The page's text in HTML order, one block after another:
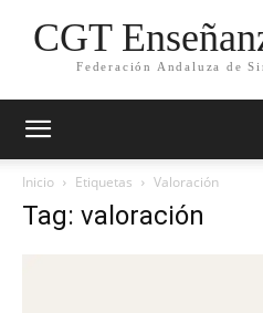
CGT
Federación Andaluza de
Inicio Etiquetas Valoración
Tag: valoración